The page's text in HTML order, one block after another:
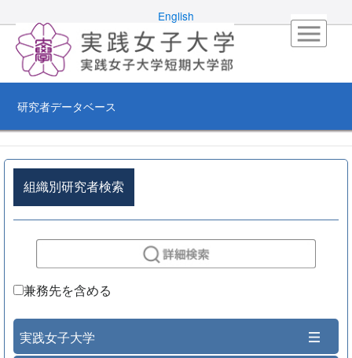
English
研究者データベース
組織別研究者検索
兼務先を含める
実践女子大学